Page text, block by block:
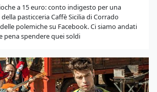
a 15 euro: conto indigesto per una
pasticceria Caffè Sicilia di Corrado
polemiche su Facebook. Ci siamo andati
pena spendere quei soldi